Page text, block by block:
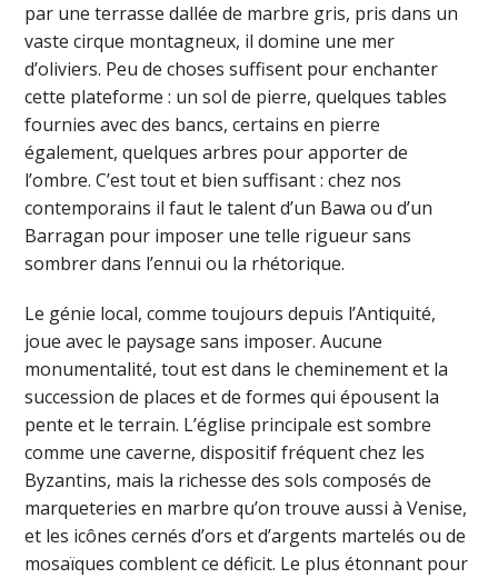
par une terrasse dallée de marbre gris, pris dans un
vaste cirque montagneux, il domine une mer
d’oliviers. Peu de choses suffisent pour enchanter
cette plateforme : un sol de pierre, quelques tables
fournies avec des bancs, certains en pierre
également, quelques arbres pour apporter de
l’ombre. C’est tout et bien suffisant : chez nos
contemporains il faut le talent d’un Bawa ou d’un
Barragan pour imposer une telle rigueur sans
sombrer dans l’ennui ou la rhétorique.
Le génie local, comme toujours depuis l’Antiquité,
joue avec le paysage sans imposer. Aucune
monumentalité, tout est dans le cheminement et la
succession de places et de formes qui épousent la
pente et le terrain. L’église principale est sombre
comme une caverne, dispositif fréquent chez les
Byzantins, mais la richesse des sols composés de
marqueteries en marbre qu’on trouve aussi à Venise,
et les icônes cernés d’ors et d’argents martelés ou de
mosaïques comblent ce déficit. Le plus étonnant pour